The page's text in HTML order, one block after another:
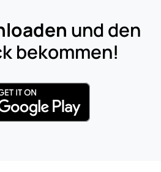
und den
bekommen!